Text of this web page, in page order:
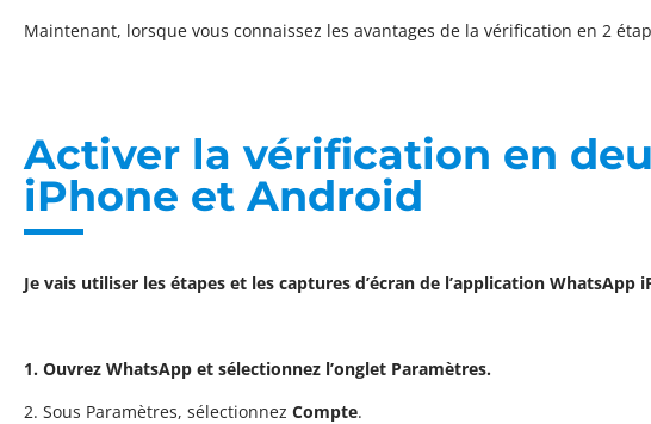
Maintenant, lorsque vous connaissez les avantages de la vérification en 2
Activer la vérification en
iPhone et Android
Je vais utiliser les étapes et les captures d’écran de l’application
1. Ouvrez WhatsApp et sélectionnez l’onglet Paramètres.
2. Sous Paramètres, sélectionnez Compte.